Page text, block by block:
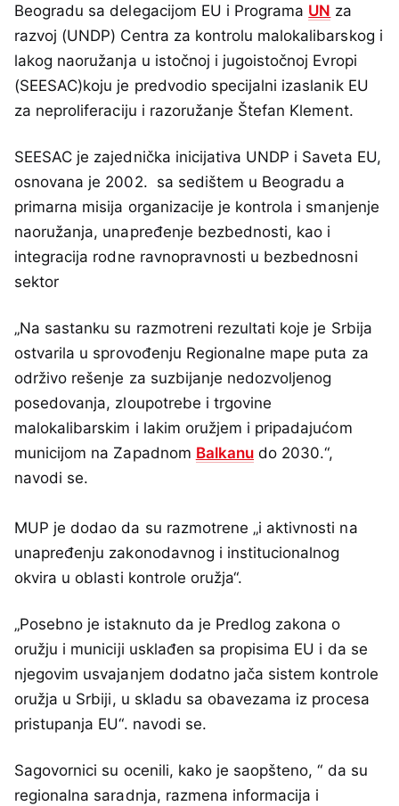
Beogradu sa delegacijom EU i Programa UN za
razvoj (UNDP) Centra za kontrolu malokalibarskog i
lakog naoružanja u istočnoj i jugoistočnoj Evropi
(SEESAC)koju je predvodio specijalni izaslanik EU
za neproliferaciju i razoružanje Štefan Klement.
SEESAC je zajednička inicijativa UNDP i Saveta EU,
osnovana je 2002. sa sedištem u Beogradu a
primarna misija organizacije je kontrola i smanjenje
naoružanja, unapređenje bezbednosti, kao i
integracija rodne ravnopravnosti u bezbednosni
sektor
„Na sastanku su razmotreni rezultati koje je Srbija
ostvarila u sprovođenju Regionalne mape puta za
održivo rešenje za suzbijanje nedozvoljenog
posedovanja, zloupotrebe i trgovine
malokalibarskim i lakim oružjem i pripadajućom
municijom na Zapadnom Balkanu do 2030.“,
navodi se.
MUP je dodao da su razmotrene „i aktivnosti na
unapređenju zakonodavnog i institucionalnog
okvira u oblasti kontrole oružja“.
„Posebno je istaknuto da je Predlog zakona o
oružju i municiji usklađen sa propisima EU i da se
njegovim usvajanjem dodatno jača sistem kontrole
oružja u Srbiji, u skladu sa obavezama iz procesa
pristupanja EU“. navodi se.
Sagovornici su ocenili, kako je saopšteno, “ da su
regionalna saradnja, razmena informacija i